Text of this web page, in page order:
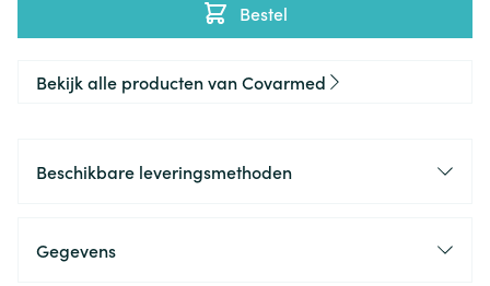
Bestel
Bekijk alle producten van Covarmed
Beschikbare leveringsmethoden
Gegevens